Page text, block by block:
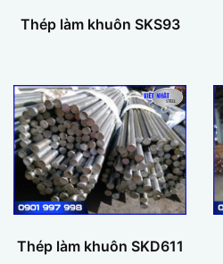
Thép làm khuôn SKS93
Thép làm khuôn SKD611